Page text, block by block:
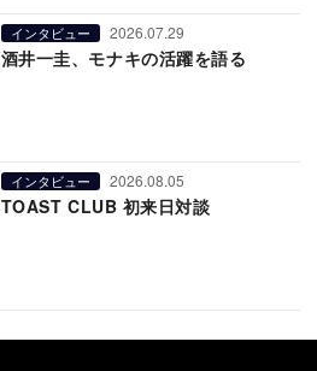
インタビュー 2026.07.29
酒井一圭、モナキの活躍を語る
インタビュー 2026.08.05
TOAST CLUB 初来日対談